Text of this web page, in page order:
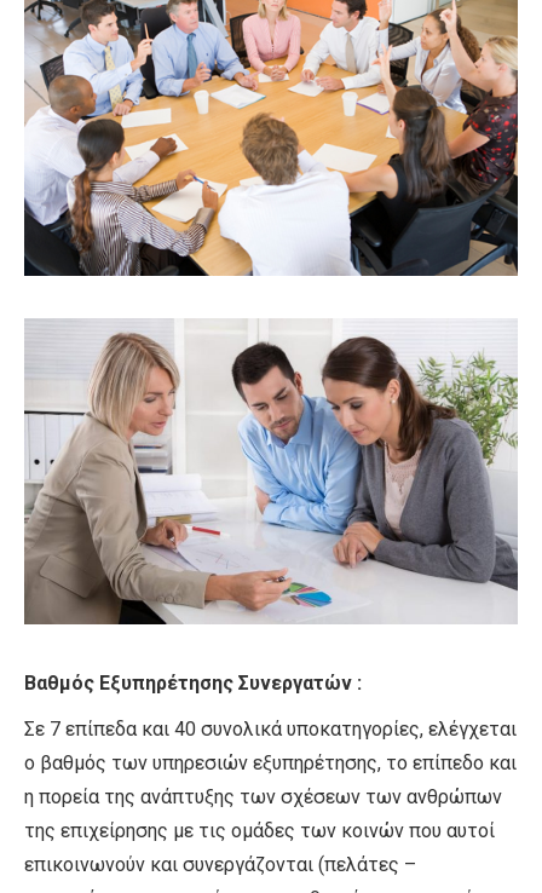
Βαθμός Εξυπηρέτησης Συνεργατών :
Σε 7 επίπεδα και 40 συνολικά υποκατηγορίες, ελέγχεται
ο βαθμός των υπηρεσιών εξυπηρέτησης, το επίπεδο και
η πορεία της ανάπτυξης των σχέσεων των ανθρώπων
της επιχείρησης με τις ομάδες των κοινών που αυτοί
επικοινωνούν και συνεργάζονται (πελάτες –